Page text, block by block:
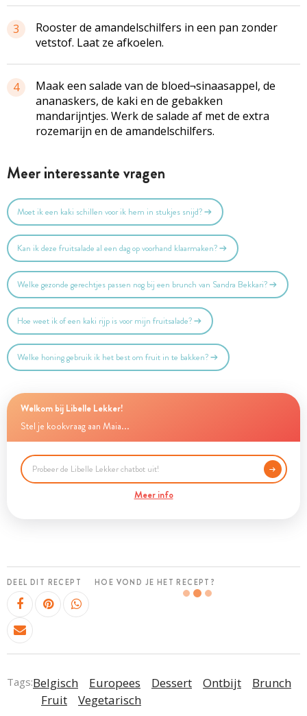
3
Rooster de amandelschilfers in een pan zonder
vetstof. Laat ze afkoelen.
4
Maak een salade van de bloed¬sinaasappel, de
ananaskers, de kaki en de gebakken
mandarijntjes. Werk de salade af met de extra
rozemarijn en de amandelschilfers.
Meer interessante vragen
Moet ik een kaki schillen voor ik hem in stukjes snijd?
Kan ik deze fruitsalade al een dag op voorhand klaarmaken?
Welke gezonde gerechtjes passen nog bij een brunch van Sandra Bekkari?
Hoe weet ik of een kaki rijp is voor mijn fruitsalade?
Welke honing gebruik ik het best om fruit in te bakken?
Welkom bij Libelle Lekker!
Stel je kookvraag aan Maia...
Meer info
DEEL DIT RECEPT HOE VOND JE HET RECEPT?
Tags:Belgisch Europees Dessert Ontbijt
Brunch
Fruit
Vegetarisch